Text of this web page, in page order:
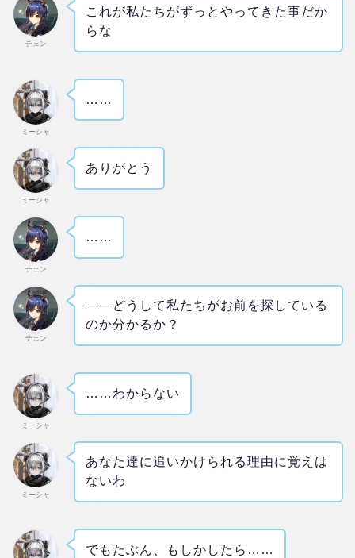
チェン
これが私たちがずっとやってきた事だか
らな
ミーシャ
……
ミーシャ
ありがとう
チェン
……
チェン
――どうして私たちがお前を探している
のか分かるか？
ミーシャ
……わからない
ミーシャ
あなた達に追いかけられる理由に覚えは
ないわ
でもたぶん、もしかしたら……